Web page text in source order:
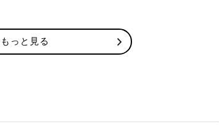
っと見る